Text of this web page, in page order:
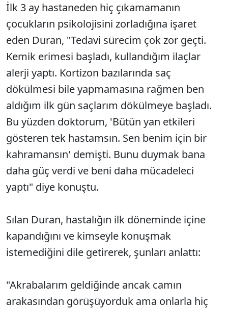
İlk 3 ay hastaneden hiç çıkamamanın
çocukların psikolojisini zorladığına işaret
eden Duran, "Tedavi sürecim çok zor geçti.
Kemik erimesi başladı, kullandığım ilaçlar
alerji yaptı. Kortizon bazılarında saç
dökülmesi bile yapmamasına rağmen ben
aldığım ilk gün saçlarım dökülmeye başladı.
Bu yüzden doktorum, 'Bütün yan etkileri
gösteren tek hastamsın. Sen benim için bir
kahramansın' demişti. Bunu duymak bana
daha güç verdi ve beni daha mücadeleci
yaptı" diye konuştu.
Sılan Duran, hastalığın ilk döneminde içine
kapandığını ve kimseyle konuşmak
istemediğini dile getirerek, şunları anlattı:
"Akrabalarım geldiğinde ancak camın
arakasından görüşüyorduk ama onlarla hiç